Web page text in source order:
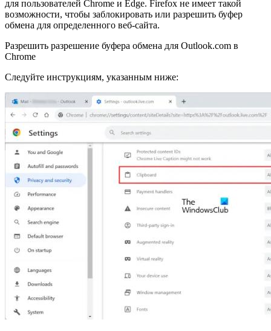
для пользователей Chrome и Edge. Firefox не имеет такой
возможности, чтобы заблокировать или разрешить буфер
обмена для определенного веб-сайта.
Разрешить разрешение буфера обмена для Outlook.com в
Chrome
Следуйте инструкциям, указанным ниже: